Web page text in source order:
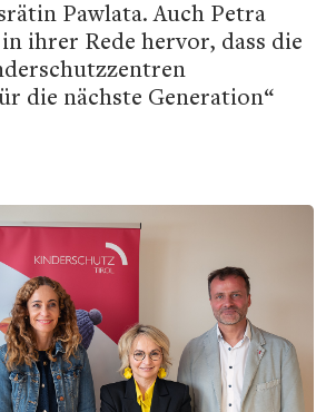
Pawlata. Auch Petra
ihrer Rede hervor, dass die
die nächste Generation“